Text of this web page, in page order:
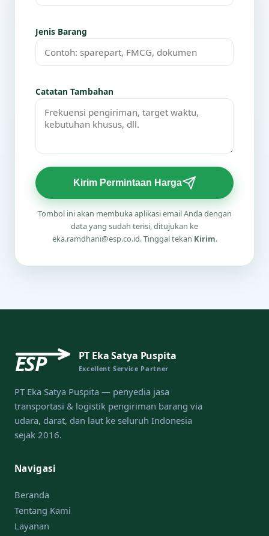
Jenis Barang
Catatan Tambahan
Kirim Permintaan Harga
Tombol ini akan membuka aplikasi email Anda dengan
data yang sudah terisi, ditujukan ke
eka.ramdhani@esp.co.id. Tinggal tekan Kirim.
ESP PT Eka Satya Puspita
Excellent Service Partner
PT Eka Satya Puspita — penyedia jasa
transportasi & logistik pengiriman barang via
udara, darat, dan laut ke seluruh Indonesia
sejak 2016.
Navigasi
Beranda
Tentang Kami
Layanan